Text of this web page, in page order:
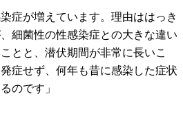
症が増えています。理由ははっき
細菌性の性感染症との大きな違い
とと、潜伏期間が非常に長いこ
症せず、何年も昔に感染した症状
のです」